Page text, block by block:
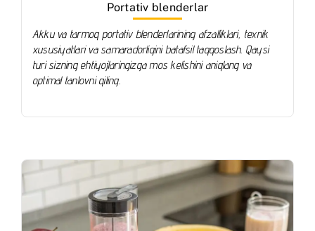
Portativ blenderlar
Akku va tarmoq portativ blenderlarining afzalliklari, texnik
xususiyatlari va samaradorligini batafsil taqqoslash. Qaysi
turi sizning ehtiyojlaringizga mos kelishini aniqlang va
optimal tanlovni qiling.